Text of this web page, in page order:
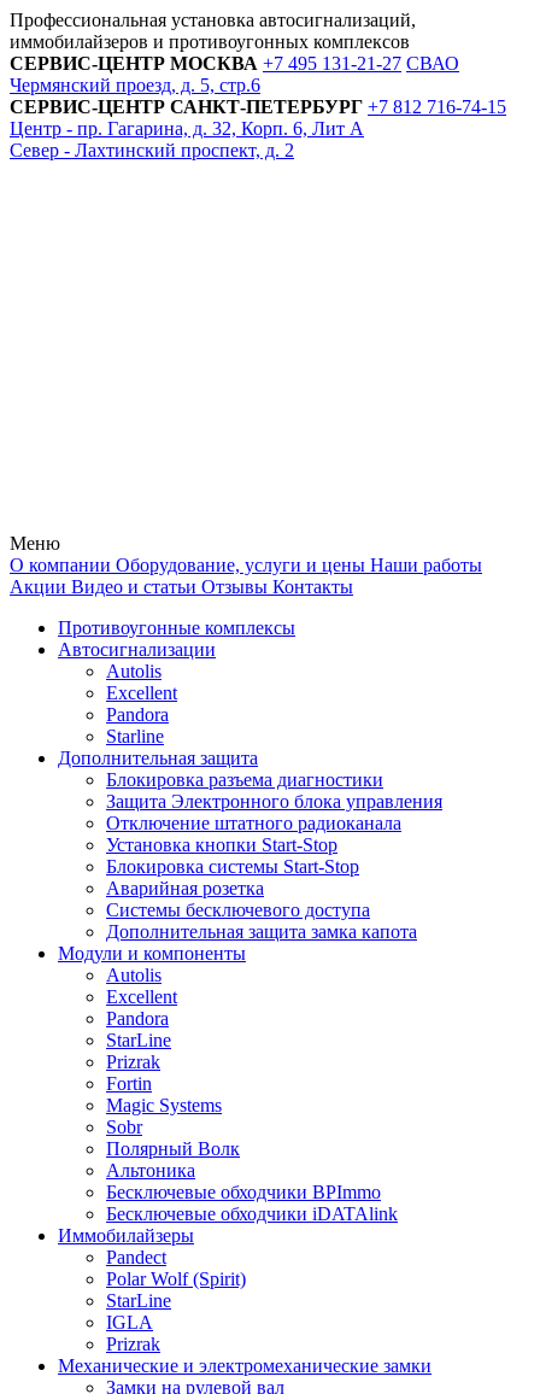
Профессиональная установка автосигнализаций,
иммобилайзеров и противоугонных комплексов
СЕРВИС-ЦЕНТР МОСКВА +7 495 131-21-27 СВАО
Чермянский проезд, д. 5, стр.6
СЕРВИС-ЦЕНТР САНКТ-ПЕТЕРБУРГ +7 812 716-74-15
Центр - пр. Гагарина, д. 32, Корп. 6, Лит А
Север - Лахтинский проспект, д. 2
Меню
О компании Оборудование, услуги и цены Наши работы
Акции Видео и статьи Отзывы Контакты
Противоугонные комплексы
Автосигнализации
Autolis
Excellent
Pandora
Starline
Дополнительная защита
Блокировка разъема диагностики
Защита Электронного блока управления
Отключение штатного радиоканала
Установка кнопки Start-Stop
Блокировка системы Start-Stop
Аварийная розетка
Системы бесключевого доступа
Дополнительная защита замка капота
Модули и компоненты
Autolis
Excellent
Pandora
StarLine
Prizrak
Fortin
Magic Systems
Sobr
Полярный Волк
Альтоника
Бесключевые обходчики BPImmo
Бесключевые обходчики iDATAlink
Иммобилайзеры
Pandect
Polar Wolf (Spirit)
StarLine
IGLA
Prizrak
Механические и электромеханические замки
Замки на рулевой вал